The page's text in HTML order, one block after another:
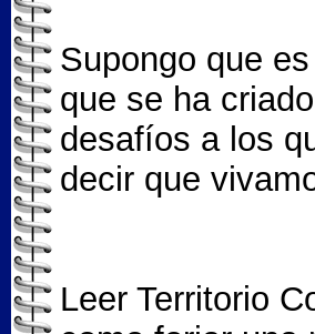
Supongo que
que se ha
desafíos a los
decir que
Leer Territorio